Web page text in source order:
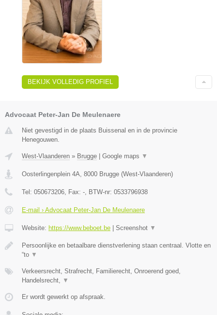
BEKIJK VOLLEDIG PROFIEL
Advocaat Peter-Jan De Meulenaere
Niet gevestigd in de plaats Buissenal en in de provincie
Henegouwen.
West-Vlaanderen » Brugge Google maps ▼
Oosterlingenplein 4A 8000 Brugge (West-Vlaanderen)
Tel: 050673206 , Fax: - , BTW-nr: 0533796938
E-mail › Advocaat Peter-Jan De Meulenaere
Website: https://www.beboet.be Screenshot ▼
Persoonlijke en betaalbare dienstverlening staan centraal. Vlotte en
“to ▼
Verkeersrecht, Strafrecht, Familierecht, Onroerend goed,
Handelsrecht,
▼
Er wordt gewerkt op afspraak.